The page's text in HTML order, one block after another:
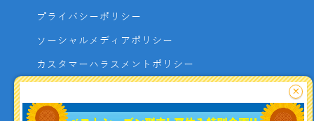
プライバシーポリシー
ソーシャルメディアポリシー
カスタマーハラスメントポリシー
よくあるご質問
×